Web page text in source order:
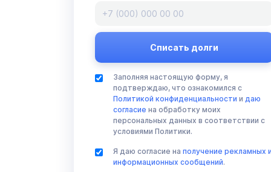
Заполняя настоящую форму, я
подтверждаю, что ознакомился с
Политикой конфиденциальности и даю
согласие на обработку моих
персональных данных в соответствии с
условиями Политики.
Я даю согласие на получение рекламных
информационных сообщений.